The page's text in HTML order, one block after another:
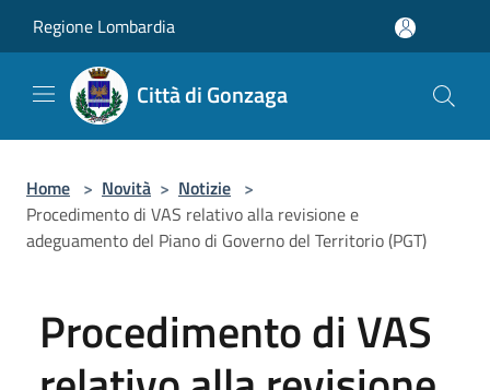
Regione Lombardia
Città di Gonzaga
Home > Novità > Notizie >
Procedimento di VAS relativo alla revisione e
adeguamento del Piano di Governo del Territorio (PGT)
Procedimento di VAS